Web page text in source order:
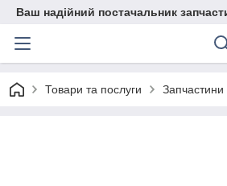
Ваш надійний постачальник
Товари та послуги Запчастини